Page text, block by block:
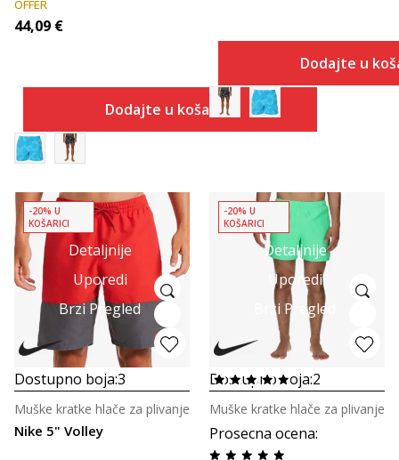
OFFER
44,09 €
Dodajte u košaricu
Dodajte u
Detaljnije
Uporedi
Brzi Pregled
-20% U
KOŠARICI
Dostupno boja:3
Nike 5" Volley
Muške kratke hlače za plivanje
Detaljnije
Uporedi
Brzi Pregled
-20% U
KOŠARICI
Dostupno boja:2
Prosecna ocena:
Muške kratke hlače za plivanje